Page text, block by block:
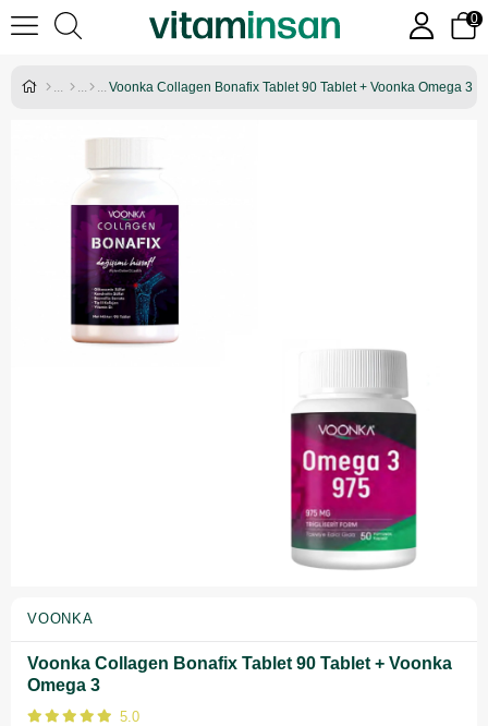
0
Voonka Collagen Bonafix Tablet 90 Tablet + Voonka Omega 3
VOONKA
Voonka Collagen Bonafix Tablet 90 Tablet + Voonka
Omega 3
5.0